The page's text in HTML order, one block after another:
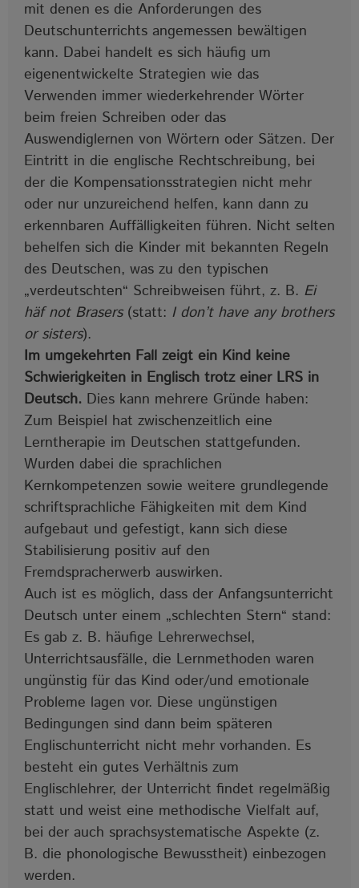
mit denen es die Anforderungen des
Deutschunterrichts angemessen bewältigen
kann. Dabei handelt es sich häufig um
eigenentwickelte Strategien wie das
Verwenden immer wiederkehrender Wörter
beim freien Schreiben oder das
Auswendiglernen von Wörtern oder Sätzen. Der
Eintritt in die englische Rechtschreibung, bei
der die Kompensationsstrategien nicht mehr
oder nur unzureichend helfen, kann dann zu
erkennbaren Auffälligkeiten führen. Nicht selten
behelfen sich die Kinder mit bekannten Regeln
des Deutschen, was zu den typischen
„verdeutschten“ Schreibweisen führt, z. B. Ei
häf not Brasers(statt: I don’t have any brothers
or sisters).
Im umgekehrten Fall zeigt ein Kind keine
Schwierigkeiten in Englisch trotz einer LRS in
Deutsch. Dies kann mehrere Gründe haben:
Zum Beispiel hat zwischenzeitlich eine
Lerntherapie im Deutschen stattgefunden.
Wurden dabei die sprachlichen
Kernkompetenzen sowie weitere grundlegende
schriftsprachliche Fähigkeiten mit dem Kind
aufgebaut und gefestigt, kann sich diese
Stabilisierung positiv auf den
Fremdspracherwerb auswirken.
Auch ist es möglich, dass der Anfangsunterricht
Deutsch unter einem „schlechten Stern“ stand:
Es gab z. B. häufige Lehrerwechsel,
Unterrichtsausfälle, die Lernmethoden waren
ungünstig für das Kind oder/und emotionale
Probleme lagen vor. Diese ungünstigen
Bedingungen sind dann beim späteren
Englischunterricht nicht mehr vorhanden. Es
besteht ein gutes Verhältnis zum
Englischlehrer, der Unterricht findet regelmäßig
statt und weist eine methodische Vielfalt auf,
bei der auch sprachsystematische Aspekte (z.
B. die phonologische Bewusstheit) einbezogen
werden.